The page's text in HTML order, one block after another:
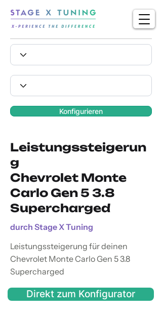
Konfigurieren
Leistungssteigerun
g
Chevrolet Monte
Carlo Gen 5 3.8
Supercharged
durch Stage X Tuning
Leistungssteigerung für deinen
Chevrolet Monte Carlo Gen 5 3.8
Supercharged
Direkt zum Konfigurator